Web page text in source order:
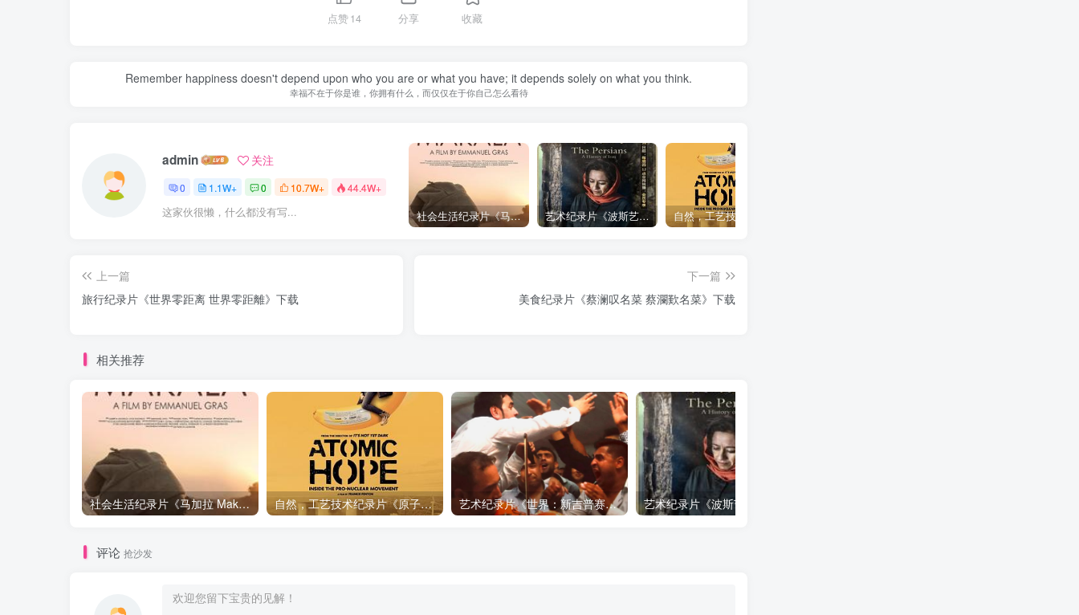
点赞14 分享 收藏
Remember happiness doesn't depend upon who you are or what you have; it depends solely on what you think.
幸福不在于你是谁，你拥有什么，而仅仅在于你自己怎么看待
admin 关注
0 1.1W+ 0 10.7W+ 44.4W+
这家伙很懒，什么都没有写... 社会生活纪录片《马加拉 Makala》下载 艺术纪录片《波斯艺术 Art of Persia》下载
上一篇
旅行纪录片《世界零距离 世界零距離》下载
下一篇
美食纪录片《蔡澜叹名菜 蔡瀾歎名菜》下载
相关推荐
社会生活纪录片《马加拉 Makala》下载 自然，工艺技术纪录片《原子能的希望 Atomic Hope – Inside the Pro-Nuclear Movement》下载 艺术纪录片《世界：新吉普赛之王 This World: The New Gypsy Kings》下载
评论 抢沙发